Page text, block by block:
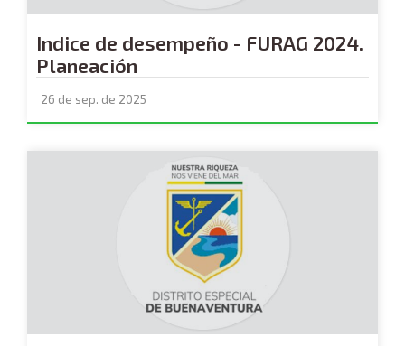
Indice de desempeño - FURAG 2024.
Planeación
26 de sep. de 2025